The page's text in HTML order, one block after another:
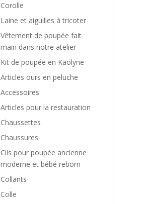
Corolle
Laine et aiguilles à tricoter
Vêtement de poupée fait
main dans notre atelier
Kit de poupée en Kaolyne
Articles ours en peluche
Accessoires
Articles pour la restauration
Chaussettes
Chaussures
Cils pour poupée ancienne
moderne et bébé reborn
Collants
Colle